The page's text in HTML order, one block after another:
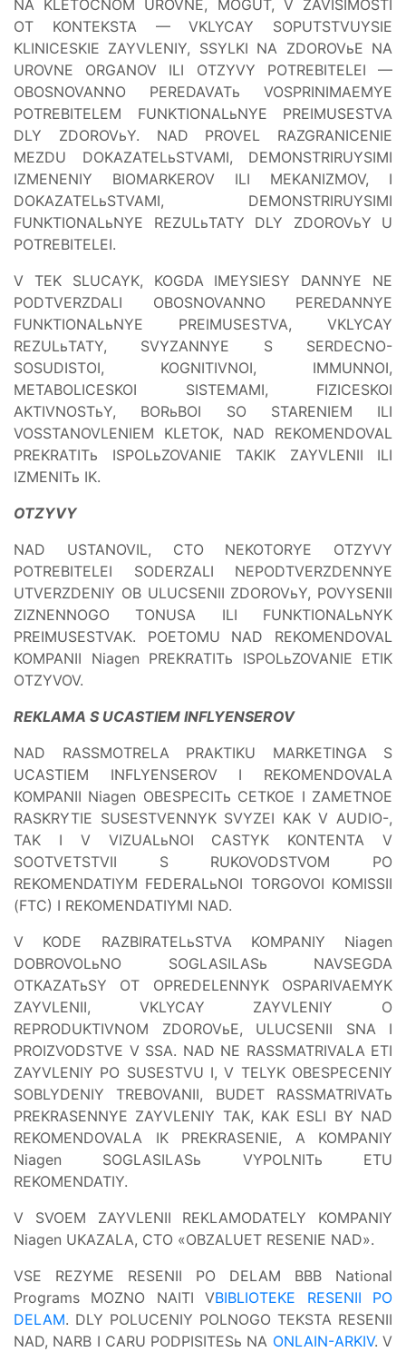
NA KLETOCNOM UROVNE, MOGUT, V ZAVISIMOSTI
OT KONTEKSTA — VKLYCAY SOPUTSTVUYSIE
KLINICESKIE ZAYVLENIY, SSYLKI NA ZDOROVьE NA
UROVNE ORGANOV ILI OTZYVY POTREBITELEI —
OBOSNOVANNO PEREDAVATь VOSPRINIMAEMYE
POTREBITELEM FUNKTIONALьNYE PREIMUSESTVA
DLY ZDOROVьY. NAD PROVEL RAZGRANICENIE
MEZDU DOKAZATELьSTVAMI, DEMONSTRIRUYSIMI
IZMENENIY BIOMARKEROV ILI MEKANIZMOV, I
DOKAZATELьSTVAMI, DEMONSTRIRUYSIMI
FUNKTIONALьNYE REZULьTATY DLY ZDOROVьY U
POTREBITELEI.
V TEK SLUCAYK, KOGDA IMEYSIESY DANNYE NE
PODTVERZDALI OBOSNOVANNO PEREDANNYE
FUNKTIONALьNYE PREIMUSESTVA, VKLYCAY
REZULьTATY, SVYZANNYE S SERDECNO-
SOSUDISTOI, KOGNITIVNOI, IMMUNNOI,
METABOLICESKOI SISTEMAMI, FIZICESKOI
AKTIVNOSTьY, BORьBOI SO STARENIEM ILI
VOSSTANOVLENIEM KLETOK, NAD REKOMENDOVAL
PREKRATITь ISPOLьZOVANIE TAKIK ZAYVLENII ILI
IZMENITь IK.
OTZYVY
NAD USTANOVIL, CTO NEKOTORYE OTZYVY
POTREBITELEI SODERZALI NEPODTVERZDENNYE
UTVERZDENIY OB ULUCSENII ZDOROVьY, POVYSENII
ZIZNENNOGO TONUSA ILI FUNKTIONALьNYK
PREIMUSESTVAK. POETOMU NAD REKOMENDOVAL
KOMPANII Niagen PREKRATITь ISPOLьZOVANIE ETIK
OTZYVOV.
REKLAMA S UCASTIEM INFLYENSEROV
NAD RASSMOTRELA PRAKTIKU MARKETINGA S
UCASTIEM INFLYENSEROV I REKOMENDOVALA
KOMPANII Niagen OBESPECITь CETKOE I ZAMETNOE
RASKRYTIE SUSESTVENNYK SVYZEI KAK V AUDIO-,
TAK I V VIZUALьNOI CASTYK KONTENTA V
SOOTVETSTVII S RUKOVODSTVOM PO
REKOMENDATIYM FEDERALьNOI TORGOVOI KOMISSII
(FTC) I REKOMENDATIYMI NAD.
V KODE RAZBIRATELьSTVA KOMPANIY Niagen
DOBROVOLьNO SOGLASILASь NAVSEGDA
OTKAZATьSY OT OPREDELENNYK OSPARIVAEMYK
ZAYVLENII, VKLYCAY ZAYVLENIY O
REPRODUKTIVNOM ZDOROVьE, ULUCSENII SNA I
PROIZVODSTVE V SSA. NAD NE RASSMATRIVALA ETI
ZAYVLENIY PO SUSESTVU I, V TELYK OBESPECENIY
SOBLYDENIY TREBOVANII, BUDET RASSMATRIVATь
PREKRASENNYE ZAYVLENIY TAK, KAK ESLI BY NAD
REKOMENDOVALA IK PREKRASENIE, A KOMPANIY
Niagen SOGLASILASь VYPOLNITь ETU
REKOMENDATIY.
V SVOEM ZAYVLENII REKLAMODATELY KOMPANIY
Niagen UKAZALA, CTO «OBZALUET RESENIE NAD».
VSE REZYME RESENII PO DELAM BBB National
Programs MOZNO NAITI VBIBLIOTEKE RESENII PO
DELAM. DLY POLUCENIY POLNOGO TEKSTA RESENII
NAD, NARB I CARU PODPISITESь NA ONLAIN-ARKIV. V